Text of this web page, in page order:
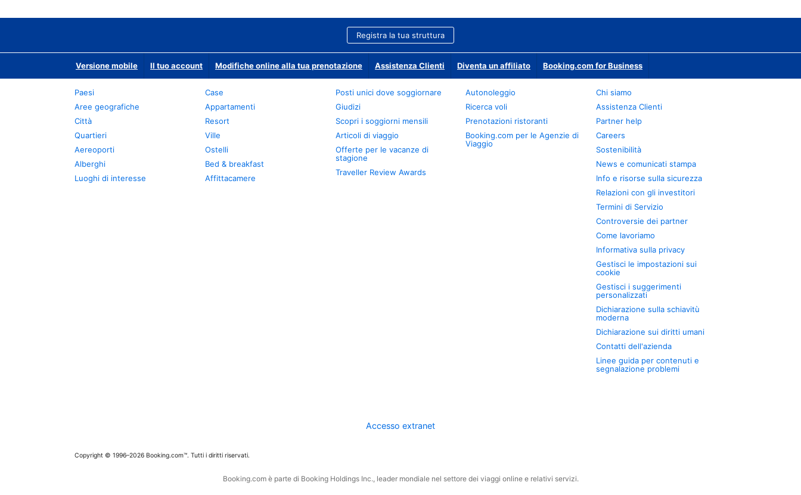
Registra la tua struttura
Versione mobile Il tuo account Modifiche online alla tua prenotazione Assistenza Clienti Diventa un affiliato Booking.com for Business
Paesi
Aree geografiche
Città
Quartieri
Aereoporti
Alberghi
Luoghi di interesse
Case
Appartamenti
Resort
Ville
Ostelli
Bed & breakfast
Affittacamere
Posti unici dove soggiornare
Giudizi
Scopri i soggiorni mensili
Articoli di viaggio
Offerte per le vacanze di
stagione
Traveller Review Awards
Autonoleggio
Ricerca voli
Prenotazioni ristoranti
Booking.com per le Agenzie di
Viaggio
Chi siamo
Assistenza Clienti
Partner help
Careers
Sostenibilità
News e comunicati stampa
Info e risorse sulla sicurezza
Relazioni con gli investitori
Termini di Servizio
Controversie dei partner
Come lavoriamo
Informativa sulla privacy
Gestisci le impostazioni sui
cookie
Gestisci i suggerimenti
personalizzati
Dichiarazione sulla schiavitù
moderna
Dichiarazione sui diritti umani
Contatti dell'azienda
Linee guida per contenuti e
segnalazione problemi
Accesso extranet
Copyright © 1996–2026 Booking.com™. Tutti i diritti riservati.
Booking.com è parte di Booking Holdings Inc., leader mondiale nel settore dei viaggi online e relativi servizi.